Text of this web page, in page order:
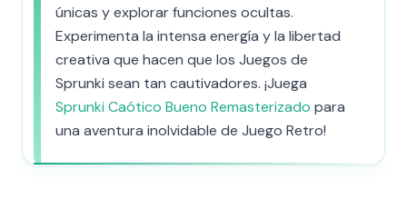
únicas y explorar funciones ocultas.
Experimenta la intensa energía y la libertad
creativa que hacen que los Juegos de
Sprunki sean tan cautivadores. ¡Juega
Sprunki Caótico Bueno Remasterizado para
una aventura inolvidable de Juego Retro!